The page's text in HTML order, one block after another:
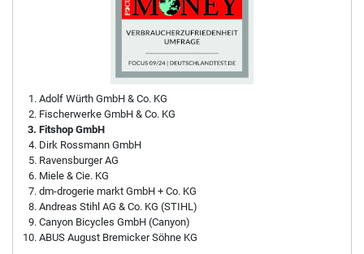
Adolf Würth GmbH & Co. KG
Fischerwerke GmbH & Co. KG
Fitshop GmbH
Dirk Rossmann GmbH
Ravensburger AG
Miele & Cie. KG
dm-drogerie markt GmbH + Co. KG
Andreas Stihl AG & Co. KG (STIHL)
Canyon Bicycles GmbH (Canyon)
ABUS August Bremicker Söhne KG